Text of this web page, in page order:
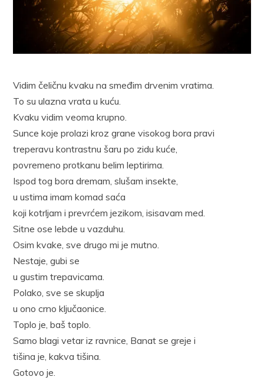
Vidim čeličnu kvaku na smeđim drvenim vratima.
To su ulazna vrata u kuću.
Kvaku vidim veoma krupno.
Sunce koje prolazi kroz grane visokog bora pravi
treperavu kontrastnu šaru po zidu kuće,
povremeno protkanu belim leptirima.
Ispod tog bora dremam, slušam insekte,
u ustima imam komad saća
koji kotrljam i prevrćem jezikom, isisavam med.
Sitne ose lebde u vazduhu.
Osim kvake, sve drugo mi je mutno.
Nestaje, gubi se
u gustim trepavicama.
Polako, sve se skuplja
u ono crno ključaonice.
Toplo je, baš toplo.
Samo blagi vetar iz ravnice, Banat se greje i
tišina je, kakva tišina.
Gotovo je.